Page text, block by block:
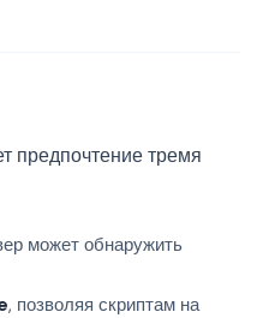
предпочтение тремя
может обнаружить
, позволяя скриптам на